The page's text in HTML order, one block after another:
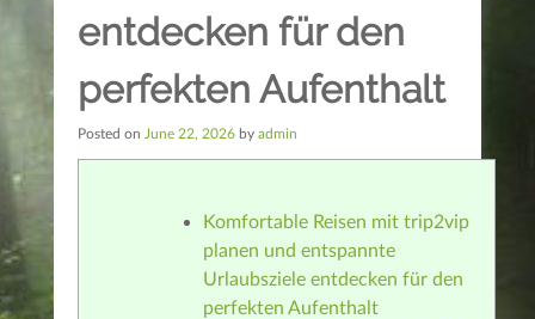
entdecken für den
perfekten Aufenthalt
Posted on June 22, 2026by admin
Komfortable Reisen mit trip2vip
planen und entspannte
Urlaubsziele entdecken für den
perfekten Aufenthalt